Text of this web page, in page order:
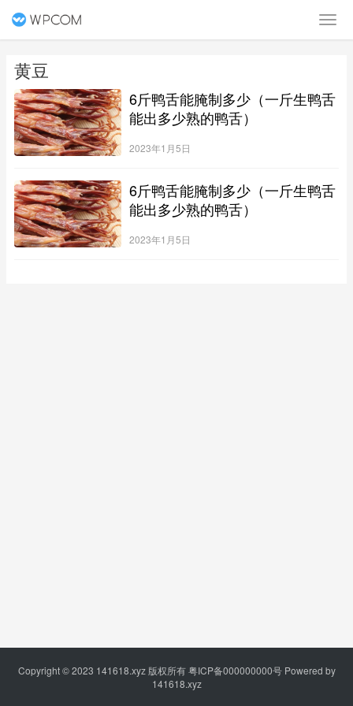
黄豆
6斤鸭舌能腌制多少（一斤生鸭舌
能出多少熟的鸭舌）
2023年1月5日
6斤鸭舌能腌制多少（一斤生鸭舌
能出多少熟的鸭舌）
2023年1月5日
Copyright © 2023 141618.xyz版权所有粤ICP备000000000号Powered by
141618.xyz